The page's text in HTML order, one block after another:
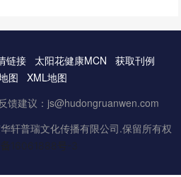
链接 太阳花健康MCN
获取刊例
图
XML地图
馈建议：js@hudongruanwen.com
轩普瑞文化传播有限公司.保留所有权
16061888号-3